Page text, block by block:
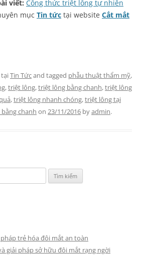
viết: Công thức triệt lông tự nhiên
mục Tin tức tại website Cắt mắt
Tin Tứcand tagged phẫu thuật thẩm mỹ,
,triệt lông,triệt lông bằng chanh,triệt lông
,triệt lông nhanh chóng,triệt lông tại
chanh on 23/11/2016 byadmin.
trẻ hóa đôi mắt an toàn
giải pháp sở hữu đôi mắt rạng ngời